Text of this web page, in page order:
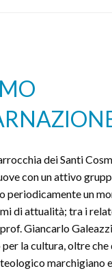
E
dei Santi
con un attivo
periodicamente un
di attualità; tra i
prof. Giancarlo
la cultura, oltre
marchigiano